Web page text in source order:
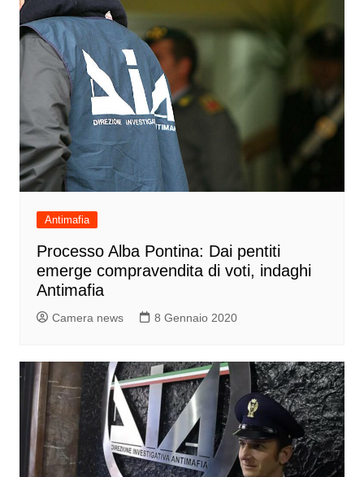
Antimafia
Processo Alba Pontina: Dai pentiti
emerge compravendita di voti, indaghi
Antimafia
Camera news 8 Gennaio 2020